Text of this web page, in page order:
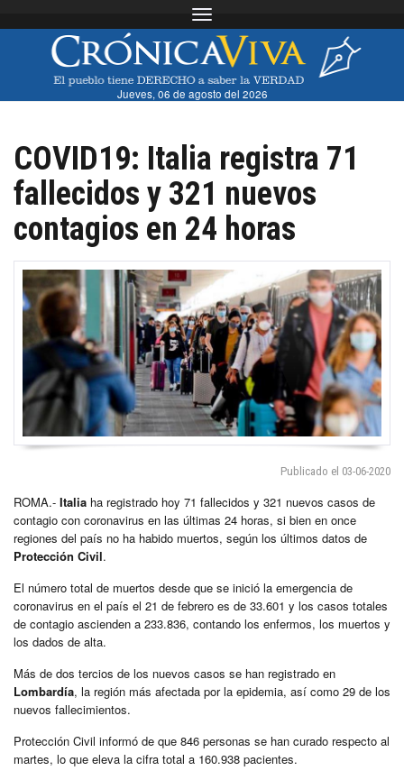
Toggle navigation
Jueves, 06 de agosto del 2026
COVID19: Italia registra 71
fallecidos y 321 nuevos
contagios en 24 horas
Publicado el 03-06-2020
ROMA.- Italia ha registrado hoy 71 fallecidos y 321 nuevos casos de
contagio con coronavirus en las últimas 24 horas, si bien en once
regiones del país no ha habido muertos, según los últimos datos de
Protección Civil.
El número total de muertos desde que se inició la emergencia de
coronavirus en el país el 21 de febrero es de 33.601 y los casos totales
de contagio ascienden a 233.836, contando los enfermos, los muertos y
los dados de alta.
Más de dos tercios de los nuevos casos se han registrado en
Lombardía, la región más afectada por la epidemia, así como 29 de los
nuevos fallecimientos.
Protección Civil informó de que 846 personas se han curado respecto al
martes, lo que eleva la cifra total a 160.938 pacientes.